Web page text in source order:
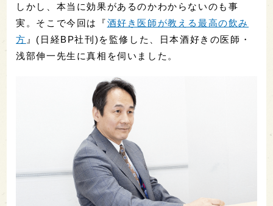
しかし、本当に効果があるのかわからないのも事
実。そこで今回は『酒好き医師が教える最高の飲み
方 』(日経BP社刊)を監修した、日本酒好きの医師・
浅部伸一先生に真相を伺いました。